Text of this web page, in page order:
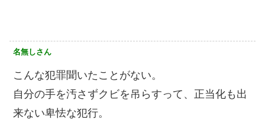
名無しさん
こんな犯罪聞いたことがない。
自分の手を汚さずクビを吊らすって、正当化も出
来ない卑怯な犯行。